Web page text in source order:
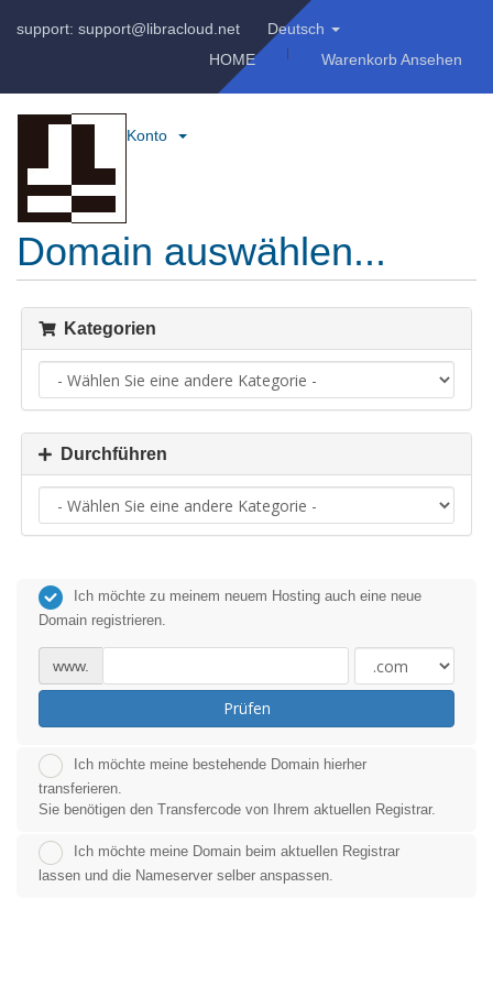
support: support@libracloud.net
Deutsch
HOME
Warenkorb Ansehen
Konto
Domain auswählen...
Kategorien
Durchführen
Ich möchte zu meinem neuem Hosting auch eine neue
Domain registrieren.
www.
Prüfen
Ich möchte meine bestehende Domain hierher
transferieren.
Sie benötigen den Transfercode von Ihrem aktuellen Registrar.
Ich möchte meine Domain beim aktuellen Registrar
lassen und die Nameserver selber anspassen.